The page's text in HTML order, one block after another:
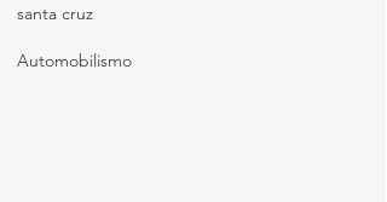
santa cruz
Automobilismo